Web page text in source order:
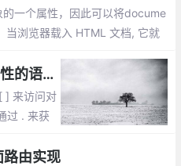
一个属性，因此可以将docume
当浏览器载入 HTML 文档, 它就
Js通过.或者[]访问对象属性的语法、性能等区别
] 来访问对
过 . 来获
对象的属
由实现